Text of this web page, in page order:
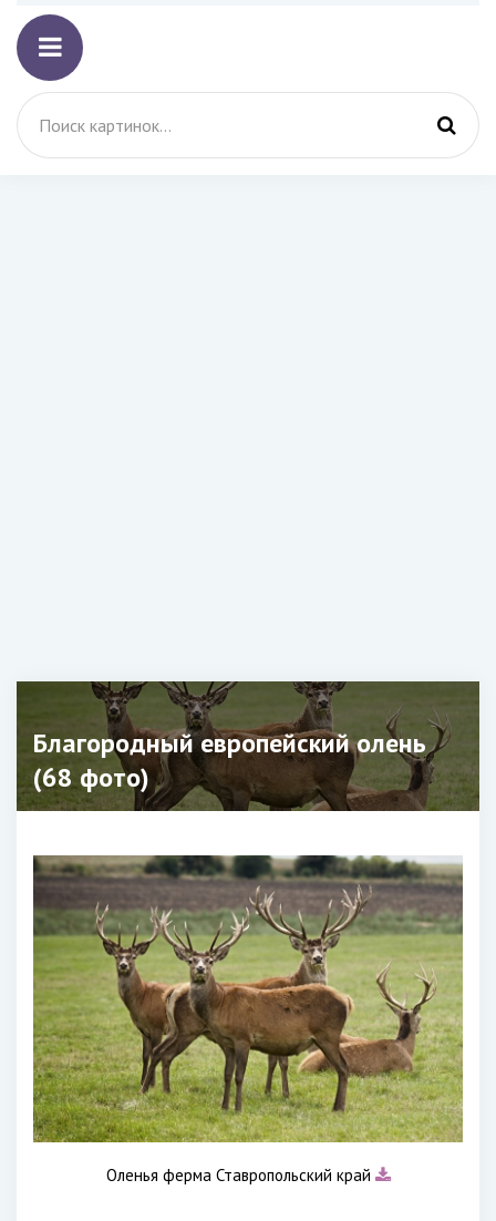
Благородный европейский олень
(68 фото)
Оленья ферма Ставропольский край